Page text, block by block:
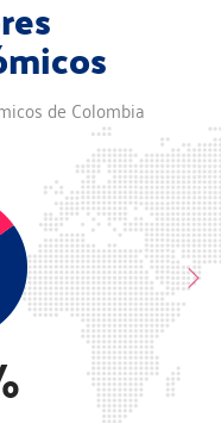
de Colombia